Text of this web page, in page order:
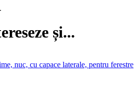
și...
nuc, cu capace laterale, pentru ferestre